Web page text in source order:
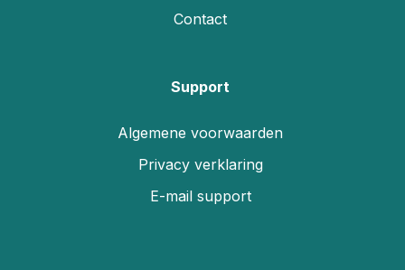
Contact
Support
Algemene voorwaarden
Privacy verklaring
E-mail support